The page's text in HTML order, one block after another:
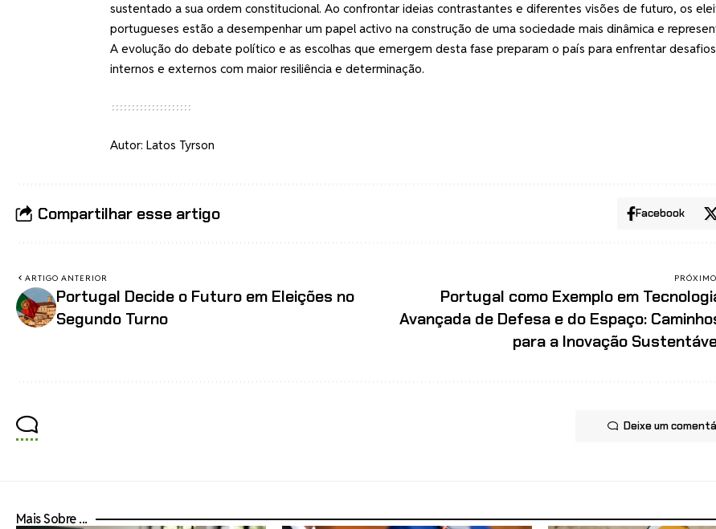
sustentado a sua ordem constitucional. Ao confrontar ideias contrastantes e diferentes visões de futuro, os
portugueses estão a desempenhar um papel activo na construção de uma sociedade mais dinâmica e
A evolução do debate político e as escolhas que emergem desta fase preparam o país para enfrentar desafios
internos e externos com maior resiliência e determinação.
Autor: Latos Tyrson
Compartilhar esse artigo Facebook
ARTIGO ANTERIOR
Portugal Decide o Futuro em Eleições no
Segundo Turno
Portugal como Exemplo em
Avançada de Defesa e do Espaço:
para a Inovação
Deixe um
Mais Sobre ...